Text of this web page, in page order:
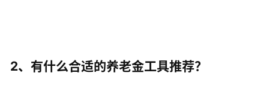
2、有什么合适的养老金工具推荐？